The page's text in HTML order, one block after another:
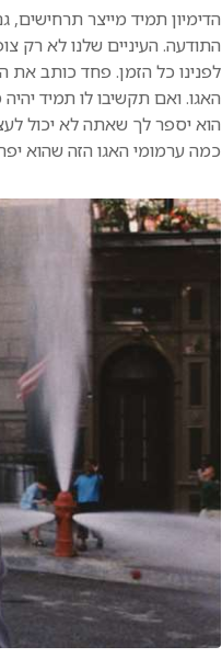
הדימיון תמיד מייצר
התודעה. העיניים שלנו לא רק
לפנינו כל הזמן. פחד כותב
האגו. ואם תקשיבו לו תמיד
הוא יספר לך שאתה לא יכול
כמה ערמומי האגו הזה שהוא